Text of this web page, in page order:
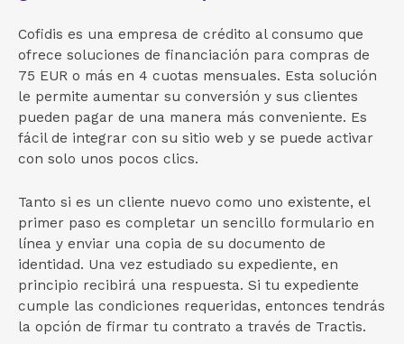
Cofidis es una empresa de crédito al consumo que
ofrece soluciones de financiación para compras de
75 EUR o más en 4 cuotas mensuales. Esta solución
le permite aumentar su conversión y sus clientes
pueden pagar de una manera más conveniente. Es
fácil de integrar con su sitio web y se puede activar
con solo unos pocos clics.
Tanto si es un cliente nuevo como uno existente, el
primer paso es completar un sencillo formulario en
línea y enviar una copia de su documento de
identidad. Una vez estudiado su expediente, en
principio recibirá una respuesta. Si tu expediente
cumple las condiciones requeridas, entonces tendrás
la opción de firmar tu contrato a través de Tractis.